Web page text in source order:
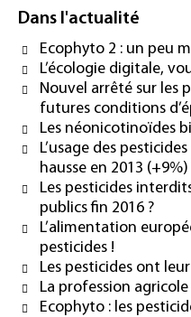
Dans l'actualité
Ecophyto 2 : un peu
L’écologie digitale,
Nouvel arrêté sur les
futures conditions
Les néonicotinoïdes
L’usage des
hausse en 2013 (+9%)
Les pesticides
publics fin 2016 ?
L’alimentation
pesticides !
Les pesticides ont
La profession
Ecophyto : les